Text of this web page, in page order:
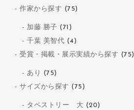
作家から探す (75)
加藤 勝子 (71)
千葉 美智代 (4)
受賞・掲載・展示実績から探す (75)
あり (75)
サイズから探す (75)
タペストリー 大 (20)